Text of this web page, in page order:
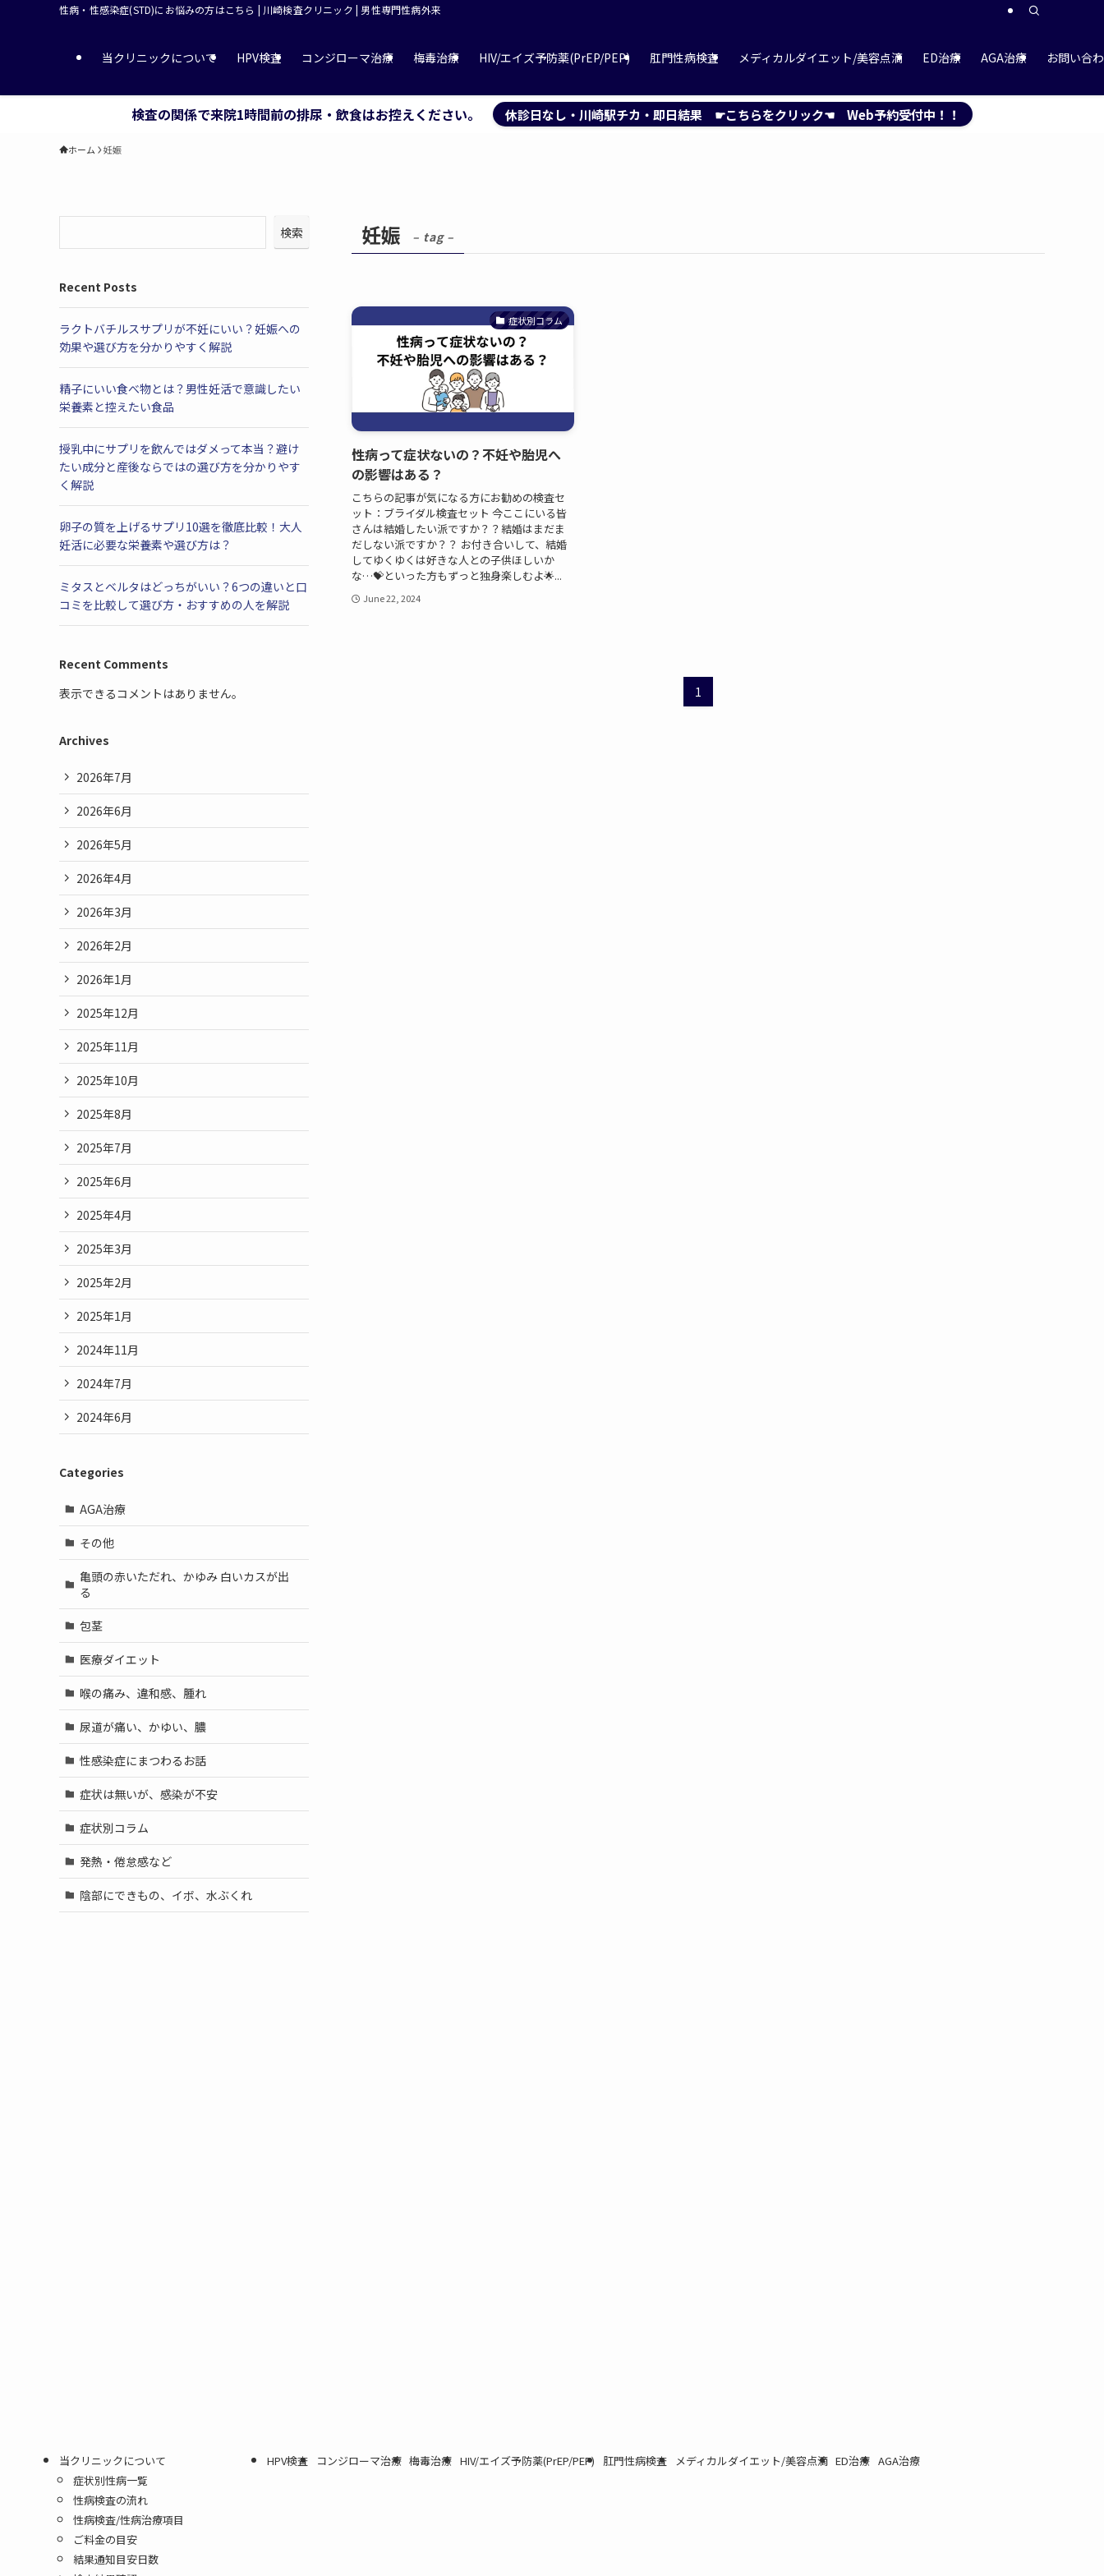
性病・性感染症(STD)にお悩みの方はこちら | 川崎検査クリニック | 男性専門性病外来
当クリニックについて HPV検査 コンジローマ治療 梅毒治療 HIV/エイズ予防薬(PrEP/PEP) 肛門性病検査 メディカルダイエット/美容点滴 ED治療 AGA治療 お問い合
検査の関係で来院1時間前の排尿・飲食はお控えください。 休診日なし・川崎駅チカ・即日結果 ☛こちらをクリック☚ Web予約受付中！！
ホーム 妊娠
妊娠 – tag –
症状別コラム
性病って症状ないの？不妊や胎児へ
の影響はある？
こちらの記事が気になる方にお勧めの検査セ
ット：ブライダル検査セット 今ここにいる皆
さんは結婚したい派ですか？？結婚はまだま
だしない派ですか？？ お付き合いして、結婚
してゆくゆくは好きな人との子供ほしいか
な…💝といった方もずっと独身楽しむよ🌟...
June 22, 2024
1
検索
Recent Posts
ラクトバチルスサプリが不妊にいい？妊娠への
効果や選び方を分かりやすく解説
精子にいい食べ物とは？男性妊活で意識したい
栄養素と控えたい食品
授乳中にサプリを飲んではダメって本当？避け
たい成分と産後ならではの選び方を分かりやす
く解説
卵子の質を上げるサプリ10選を徹底比較！大人
妊活に必要な栄養素や選び方は？
ミタスとベルタはどっちがいい？6つの違いと口
コミを比較して選び方・おすすめの人を解説
Recent Comments
表示できるコメントはありません。
Archives
2026年7月
2026年6月
2026年5月
2026年4月
2026年3月
2026年2月
2026年1月
2025年12月
2025年11月
2025年10月
2025年8月
2025年7月
2025年6月
2025年4月
2025年3月
2025年2月
2025年1月
2024年11月
2024年7月
2024年6月
Categories
AGA治療
その他
亀頭の赤いただれ、かゆみ 白いカスが出
る
包茎
医療ダイエット
喉の痛み、違和感、腫れ
尿道が痛い、かゆい、膿
性感染症にまつわるお話
症状は無いが、感染が不安
症状別コラム
発熱・倦怠感など
陰部にできもの、イボ、水ぶくれ
当クリニックについて
症状別性病一覧
性病検査の流れ
性病検査/性病治療項目
ご料金の目安
結果通知目安日数
HPV検査 コンジローマ治療 梅毒治療 HIV/エイズ予防薬(PrEP/PEP) 肛門性病検査 メディカルダイエット/美容点滴 ED治療 AGA治療